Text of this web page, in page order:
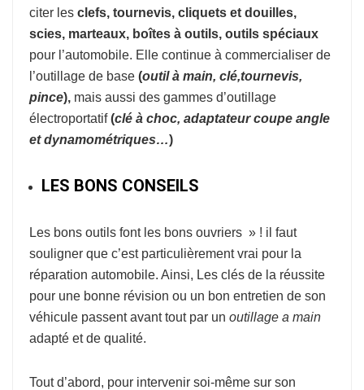
citer les clefs, tournevis, cliquets et douilles,
scies, marteaux, boîtes à outils, outils spéciaux
pour l’automobile. Elle continue à commercialiser de
l’outillage de base (outil à main, clé,tournevis,
pince), mais aussi des gammes d’outillage
électroportatif (clé à choc, adaptateur coupe angle
et dynamométriques…)
LES BONS CONSEILS
Les bons outils font les bons ouvriers » ! il faut
souligner que c’est particulièrement vrai pour la
réparation automobile. Ainsi, Les clés de la réussite
pour une bonne révision ou un bon entretien de son
véhicule passent avant tout par un outillage a main
adapté et de qualité.
Tout d’abord, pour intervenir soi-même sur son